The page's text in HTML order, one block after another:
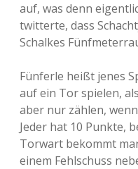
auf, was denn
twitterte, dass
Schalkes
Fünferle heißt jenes
auf ein Tor spielen,
aber nur zählen,
Jeder hat 10 Punkte,
Torwart bekommt
einem Fehlschuss